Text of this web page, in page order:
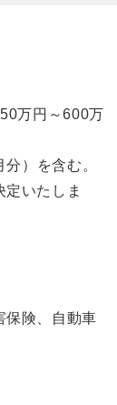
万円～600万
）を含む。
いたしま
保険、自動車